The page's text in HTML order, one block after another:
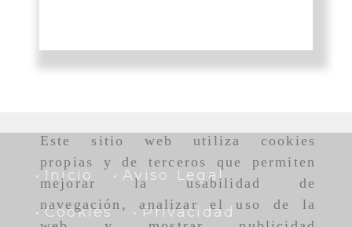
Este sitio web utiliza cookies
propias y de terceros que permiten
mejorar la usabilidad de
navegación, analizar el uso de la
Inicio Aviso Legal
Cookies Privacidad